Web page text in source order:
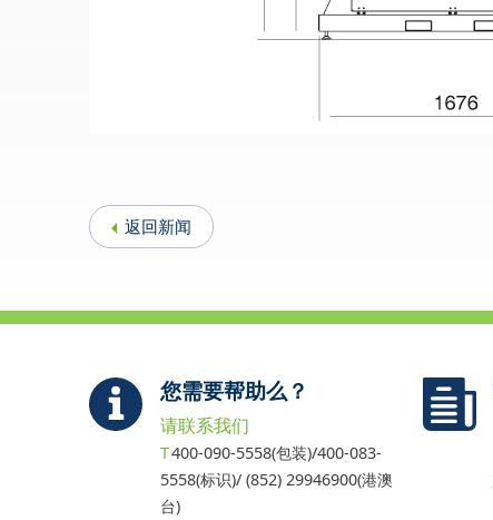
返回新闻
您需要帮助么？
请联系我们
400-090-5558(包装)/400-083-
5558(标识)/ (852) 29946900(港澳
台)